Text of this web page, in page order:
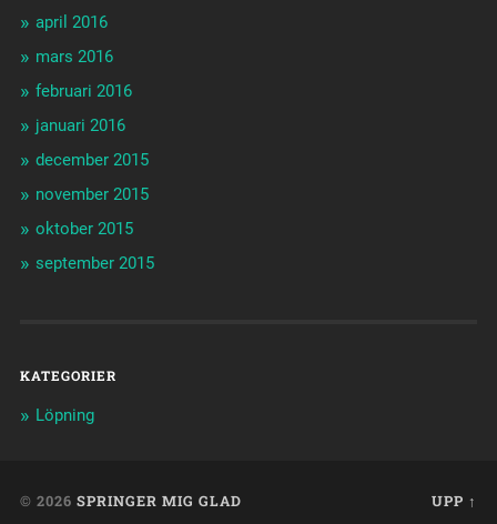
april 2016
mars 2016
februari 2016
januari 2016
december 2015
november 2015
oktober 2015
september 2015
KATEGORIER
Löpning
© 2026 SPRINGER MIG GLAD UPP ↑